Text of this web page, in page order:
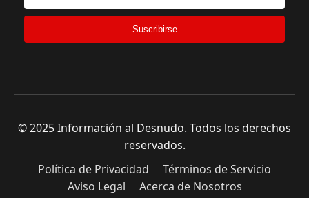
Suscribirse
© 2025 Información al Desnudo. Todos los derechos
reservados.
Política de Privacidad
Términos de Servicio
Aviso Legal
Acerca de Nosotros